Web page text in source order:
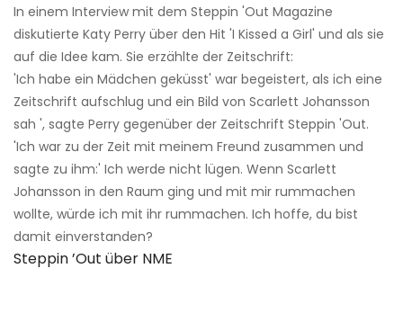
In einem Interview mit dem Steppin 'Out Magazine
diskutierte Katy Perry über den Hit 'I Kissed a Girl' und als sie
auf die Idee kam. Sie erzählte der Zeitschrift:
'Ich habe ein Mädchen geküsst' war begeistert, als ich eine
Zeitschrift aufschlug und ein Bild von Scarlett Johansson
sah ', sagte Perry gegenüber der Zeitschrift Steppin 'Out.
'Ich war zu der Zeit mit meinem Freund zusammen und
sagte zu ihm:' Ich werde nicht lügen. Wenn Scarlett
Johansson in den Raum ging und mit mir rummachen
wollte, würde ich mit ihr rummachen. Ich hoffe, du bist
damit einverstanden?
Steppin ’Out über NME